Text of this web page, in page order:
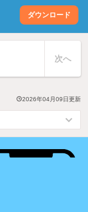
ダウンロード
次へ
2026年04月09日更新